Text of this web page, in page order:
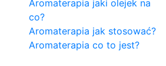
Aromaterapia jaki olejek na
co?
Aromaterapia jak stosować?
Aromaterapia co to jest?